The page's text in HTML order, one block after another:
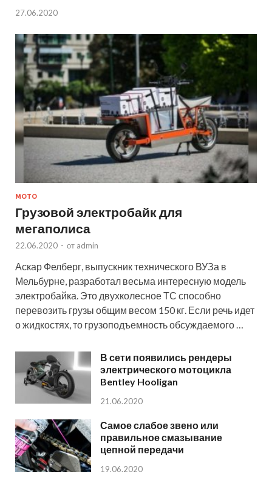
27.06.2020
МОТО
Грузовой электробайк для
мегаполиса
22.06.2020 - от admin
Аскар Фелберг, выпускник технического ВУЗа в
Мельбурне, разработал весьма интересную модель
электробайка. Это двухколесное ТС способно
перевозить грузы общим весом 150 кг. Если речь идет
о жидкостях, то грузоподъемность обсуждаемого …
В сети появились рендеры
электрического мотоцикла
Bentley Hooligan
21.06.2020
Самое слабое звено или
правильное смазывание
цепной передачи
19.06.2020